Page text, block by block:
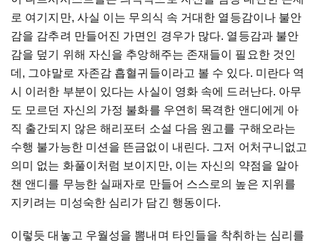
로 여기지만, 사실 이는 무의식 속 거대한 열등감이나 불안
감을 감추려 만들어진 가면인 경우가 많다. 열등감과 불안
감을 덮기 위해 자신을 추앙해주는 존재들이 필요한 것인
데, 그야말로 자존감 흡혈귀들이라고 볼 수 있다. 미란다 역
시 이러한 부분이 있다는 사실이 영화 속에 드러난다. 아무
도 모르던 자신의 가정 불화를 우연히 목격한 앤디에게 아
직 출간되지 않은 해리포터 소설 다음 원고를 구해오라는
수행 불가능한 미션을 뜬금없이 내린다. 그저 어처구니없고
의미 없는 화풀이처럼 보이지만, 이는 자신의 약점을 알아
챈 앤디를 무능한 실패자로 만들어 스스로의 높은 지위를
지키려는 미성숙한 심리가 담긴 행동이다.
이렇듯 대놓고 우월성을 뽐내며 타인들을 착취하는 심리를